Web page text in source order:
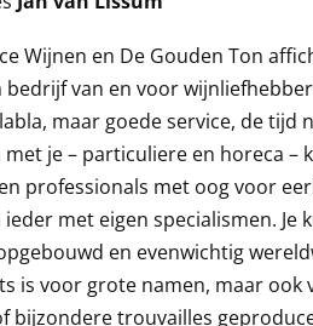
Wijnen en De Gouden Ton
bedrijf van en voor
maar goede service, de tijd
je – particuliere en horeca –
professionals met oog voor
met eigen specialismen. Je
en evenwichtig
is voor grote namen, maar ook
bijzondere trouvailles